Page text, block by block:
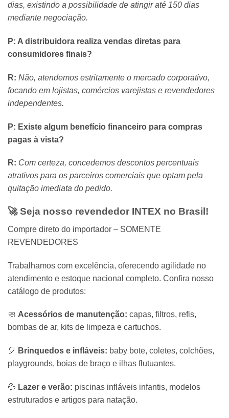
dias, existindo a possibilidade de atingir até 150 dias
mediante negociação.
P: A distribuidora realiza vendas diretas para
consumidores finais?
R: Não, atendemos estritamente o mercado corporativo,
focando em lojistas, comércios varejistas e revendedores
independentes.
P: Existe algum benefício financeiro para compras
pagas à vista?
R: Com certeza, concedemos descontos percentuais
atrativos para os parceiros comerciais que optam pela
quitação imediata do pedido.
🚀 Seja nosso revendedor INTEX no Brasil!
Compre direto do importador – SOMENTE
REVENDEDORES
Trabalhamos com excelência, oferecendo agilidade no
atendimento e estoque nacional completo. Confira nosso
catálogo de produtos:
🧼 Acessórios de manutenção: capas, filtros, refis,
bombas de ar, kits de limpeza e cartuchos.
🎈 Brinquedos e infláveis: baby bote, coletes, colchões,
playgrounds, boias de braço e ilhas flutuantes.
💦 Lazer e verão: piscinas infláveis infantis, modelos
estruturados e artigos para natação.